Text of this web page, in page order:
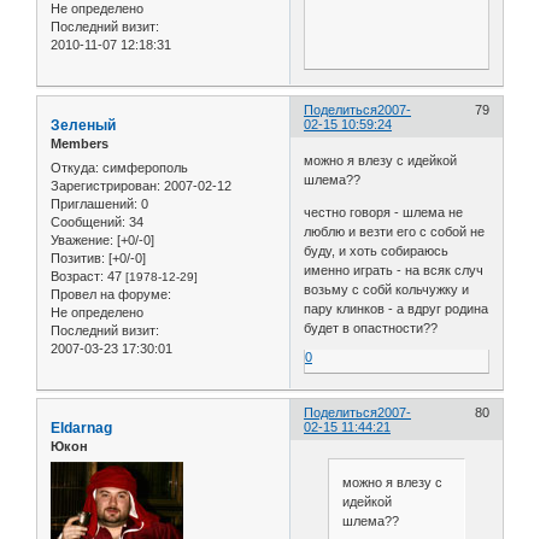
Не определено
Последний визит:
2010-11-07 12:18:31
Поделиться 79
2007-
02-15 10:59:24
Зеленый
Members
Откуда: симферополь
Зарегистрирован: 2007-02-12
Приглашений: 0
Сообщений: 34
Уважение: [+0/-0]
Позитив: [+0/-0]
Возраст: 47 [1978-12-29]
Провел на форуме:
Не определено
Последний визит:
2007-03-23 17:30:01
можно я влезу с идейкой
шлема??
честно говоря - шлема не
люблю и везти его с собой не
буду, и хоть собираюсь
именно играть - на всяк случ
возьму с собй кольчужку и
пару клинков - а вдруг родина
будет в опастности??
0
Поделиться 80
2007-
02-15 11:44:21
Eldarnag
Юкон
можно я влезу с
идейкой
шлема??